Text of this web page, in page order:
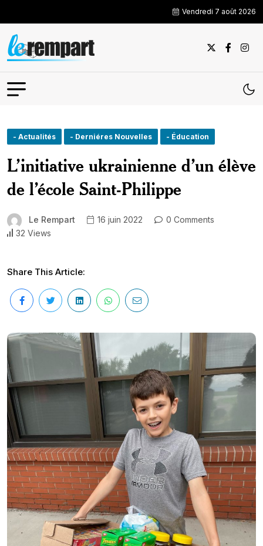
Vendredi 7 août 2026
- Actualités - Derniéres Nouvelles - Éducation
L’initiative ukrainienne d’un élève
de l’école Saint-Philippe
Le Rempart 16 juin 2022
0 Comments
32 Views
Share This Article: